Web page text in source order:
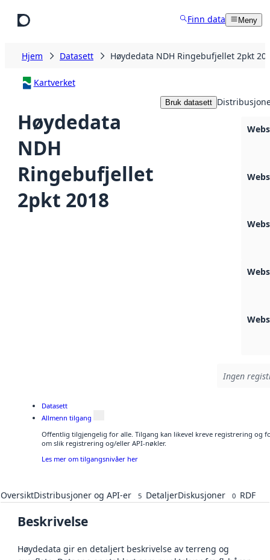
Finn data Meny
Hjem Datasett Høydedata NDH Ringebufjellet 2pkt
Kartverket
Høydedata
NDH
Ringebufjellet
2pkt 2018
Bruk datasett
Ingen
Datasett
Allmenn tilgang
Offentlig tilgjengelig for alle. Tilgang kan likevel kreve registrering og
om slik registrering og/eller API-nøkler.
Les mer om tilgangsnivåer her
OversiktDistribusjoner og API-er 5 DetaljerDiskusjoner 0 RDF
Beskrivelse
Høydedata gir en detaljert beskrivelse av terreng og